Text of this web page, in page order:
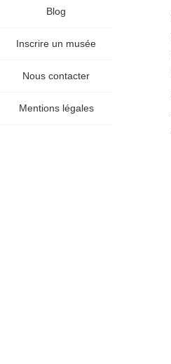
Blog
Inscrire un musée
Nous contacter
Mentions légales